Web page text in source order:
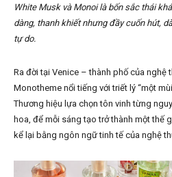
White Musk và Monoi là bốn sắc thái
dàng, thanh khiết nhưng đầy cuốn hút,
tự do.
Ra đời tại Venice – thành phố của nghệ
Monotheme nổi tiếng với triết lý “một
Thương hiệu lựa chọn tôn vinh từng
hoa, để mỗi sáng tạo trở thành một thế
kể lại bằng ngôn ngữ tinh tế của nghệ